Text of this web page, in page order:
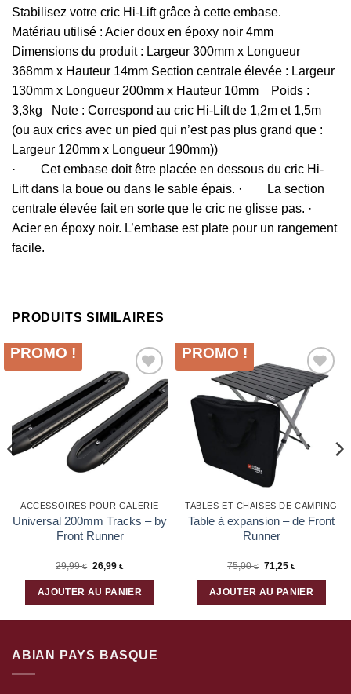
Stabilisez votre cric Hi-Lift grâce à cette embase.
Matériau utilisé : Acier doux en époxy noir 4mm
Dimensions du produit : Largeur 300mm x Longueur
368mm x Hauteur 14mm Section centrale élevée : Largeur
130mm x Longueur 200mm x Hauteur 10mm Poids :
3,3kg Note : Correspond au cric Hi-Lift de 1,2m et 1,5m
(ou aux crics avec un pied qui n’est pas plus grand que :
Largeur 120mm x Longueur 190mm))
· Cet embase doit être placée en dessous du cric Hi-
Lift dans la boue ou dans le sable épais. · La section
centrale élevée fait en sorte que le cric ne glisse pas. ·
Acier en époxy noir. L’embase est plate pour un rangement
facile.
PRODUITS SIMILAIRES
Ajouter
à la liste
d’envies
PROMO !
ACCESSOIRES POUR GALERIE
Universal 200mm Tracks – by
Front Runner
29,99€ 26,99 €
AJOUTER AU PANIER
Ajouter
à la liste
PROMO !
TABLES ET CHAISES DE CAMPING
Table à expansion – de Front
Runner
75,00€
Le
prix
75,00 €.
71,25 €Le
prix
71,25 €.
AJOUTER AU PANIER
ABIAN PAYS BASQUE